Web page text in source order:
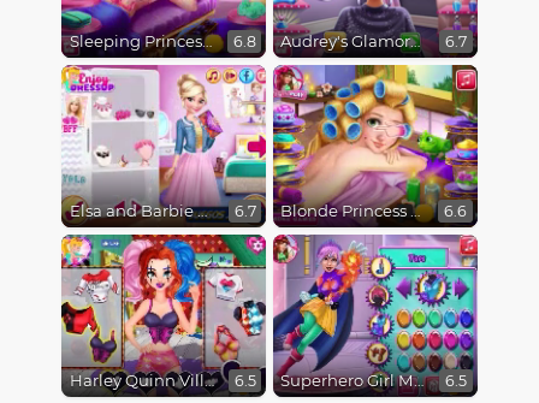
Sleeping Princess Spa Day 6.8 Audrey's Glamorous Real Haircuts 6.7
Elsa and Barbie Blind Date 6.7 Blonde Princess Spa Day 6.6
Harley Quinn Villain Princess 6.5 Superhero Girl Maker 6.5